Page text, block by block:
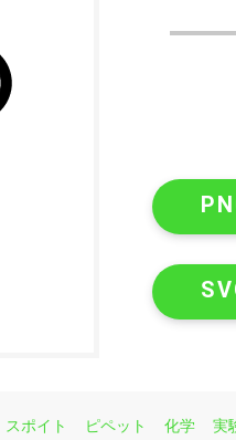
スポイト ピペット 化学 実